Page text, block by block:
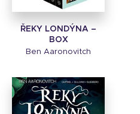
ŘEKY LONDÝNA –
BOX
Ben Aaronovitch